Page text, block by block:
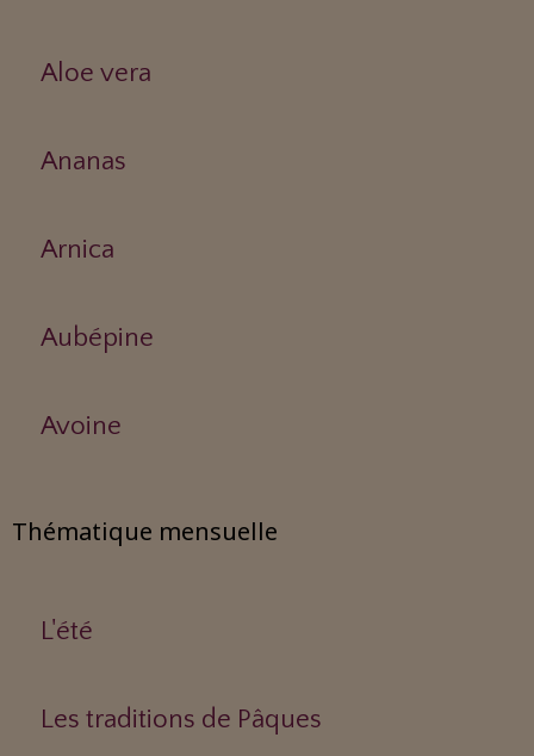
Aloe vera
Ananas
Arnica
Aubépine
Avoine
Thématique mensuelle
L'été
Les traditions de Pâques